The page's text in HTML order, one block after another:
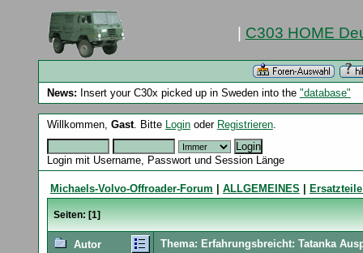
C303 HOME
News: Insert your C30x picked up in Sweden into the "database"
Willkommen, Gast. Bitte Loginoder Registrieren.
Login mit Username, Passwort und Session Länge
Michaels-Volvo-Offroader-Forum ALLGEMEINES
Seiten: [1]
Autor Thema: Erfahrungsbreicht: Tatanka